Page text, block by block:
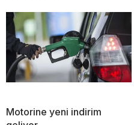
Motorine yeni indirim